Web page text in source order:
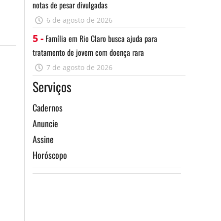
notas de pesar divulgadas
6 de agosto de 2026
5 - Família em Rio Claro busca ajuda para
tratamento de jovem com doença rara
7 de agosto de 2026
Serviços
Cadernos
Anuncie
Assine
Horóscopo